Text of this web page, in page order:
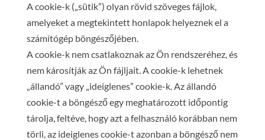
A cookie-k („sütik”) olyan rövid szöveges fájlok,
amelyeket a megtekintett honlapok helyeznek el a
számítógép böngészőjében.
A cookie-k nem csatlakoznak az Ön rendszeréhez, és
nem károsítják az Ön fájljait. A cookie-k lehetnek
„állandó” vagy „ideiglenes” cookie-k. Az állandó
cookie-t a böngésző egy meghatározott időpontig
tárolja, feltéve, hogy azt a felhasználó korábban nem
törli, az ideiglenes cookie-t azonban a böngésző nem